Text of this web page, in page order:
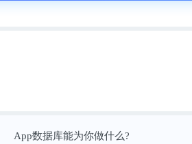
App数据库能为你做什么?